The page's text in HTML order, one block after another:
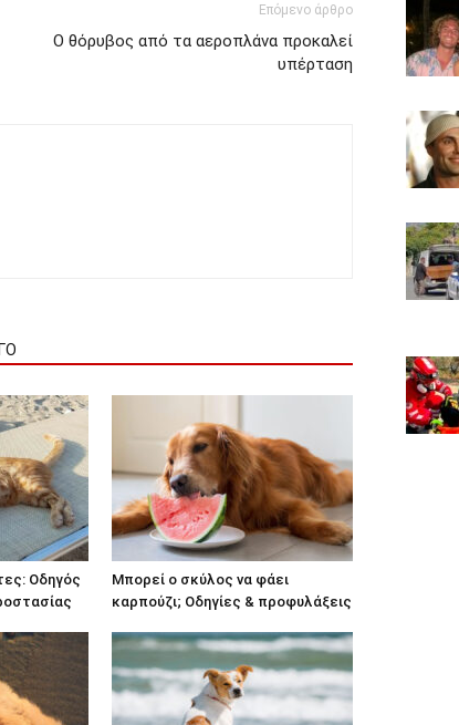
Επόμενο άρθρο
Ο θόρυβος από τα αεροπλάνα προκαλεί
υπέρταση
Οδηγός
Μπορεί ο σκύλος να φάει
καρπούζι; Οδηγίες & προφυλάξεις